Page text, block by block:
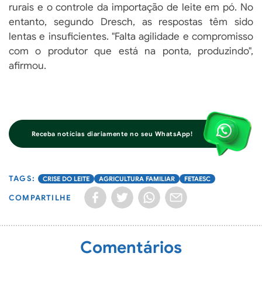
rurais e o controle da importação de leite em pó. No
entanto, segundo Dresch, as respostas têm sido
lentas e insuficientes. "Falta agilidade e compromisso
com o produtor que está na ponta, produzindo",
afirmou.
Receba notícias diariamente no seu WhatsApp!
CRISE DO LEITE AGRICULTURA FAMILIAR FETAESC
COMPARTILHE
Comentários